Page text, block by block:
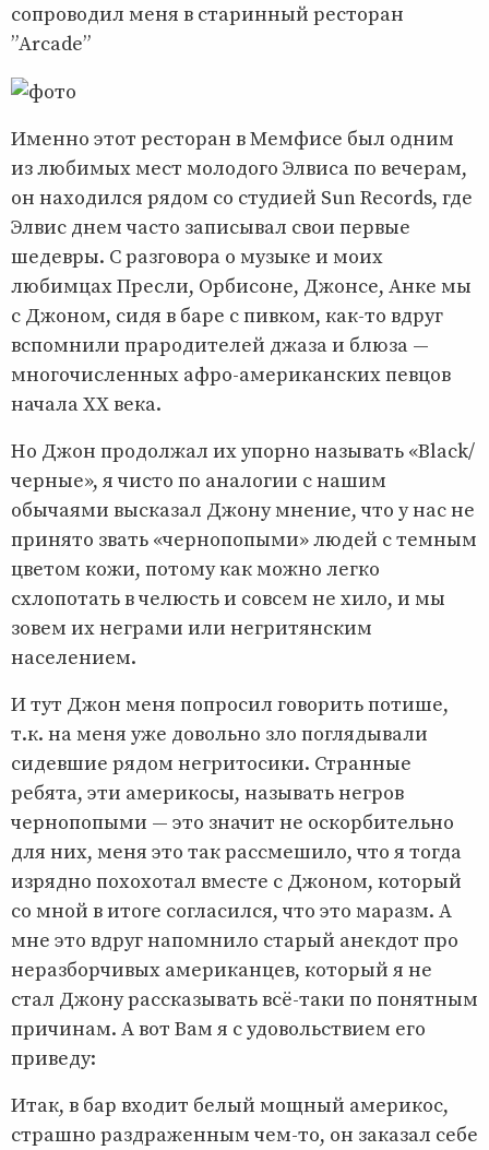
сопроводил меня в старинный ресторан
”Arcade”
Именно этот ресторан в Мемфисе был одним
из любимых мест молодого Элвиса по вечерам,
он находился рядом со студией Sun Records, где
Элвис днем часто записывал свои первые
шедевры. С разговора о музыке и моих
любимцах Пресли, Орбисоне, Джонсе, Анке мы
с Джоном, сидя в баре с пивком, как-то вдруг
вспомнили прародителей джаза и блюза —
многочисленных афро-американских певцов
начала ХХ века.
Но Джон продолжал их упорно называть «Black/
черные», я чисто по аналогии с нашим
обычаями высказал Джону мнение, что у нас не
принято звать «чернопопыми» людей с темным
цветом кожи, потому как можно легко
схлопотать в челюсть и совсем не хило, и мы
зовем их неграми или негритянским
населением.
И тут Джон меня попросил говорить потише,
т.к. на меня уже довольно зло поглядывали
сидевшие рядом негритосики. Странные
ребята, эти америкосы, называть негров
чернопопыми — это значит не оскорбительно
для них, меня это так рассмешило, что я тогда
изрядно похохотал вместе с Джоном, который
со мной в итоге согласился, что это маразм. А
мне это вдруг напомнило старый анекдот про
неразборчивых американцев, который я не
стал Джону рассказывать всё-таки по понятным
причинам. А вот Вам я с удовольствием его
приведу:
Итак, в бар входит белый мощный америкос,
страшно раздраженным чем-то, он заказал себе